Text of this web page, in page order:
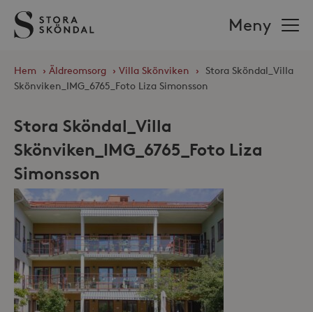
Stora
Sköndal
Meny
Hem › Äldreomsorg › Villa Skönviken › Stora Sköndal_Villa
Skönviken_IMG_6765_Foto Liza Simonsson
Stora Sköndal_Villa
Skönviken_IMG_6765_Foto Liza
Simonsson